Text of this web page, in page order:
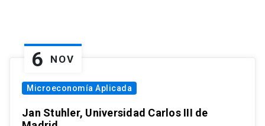
6 NOV
Microeconomía Aplicada
Jan Stuhler, Universidad Carlos III de